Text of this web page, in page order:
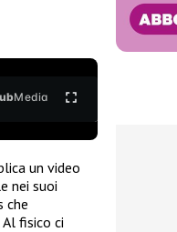
Media
un video
nei suoi
che
fisico ci